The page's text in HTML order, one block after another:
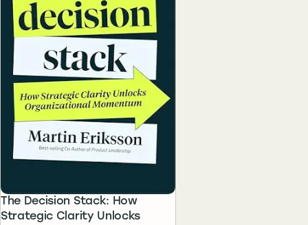
The Decision Stack: How
Strategic Clarity Unlocks